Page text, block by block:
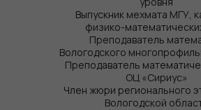
Выпускник мехмата МГУ,
физико-
Преподаватель
Вологодского
Преподаватель
ОЦ «Сириус»
Член жюри регионального
Вологодской